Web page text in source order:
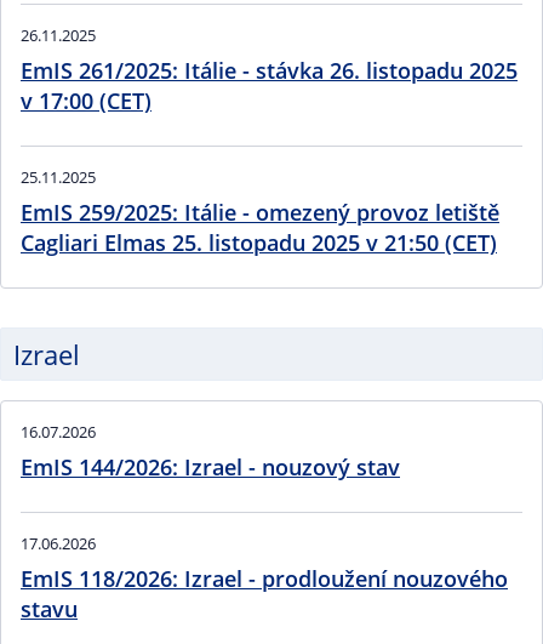
26.11.2025
EmIS 261/2025: Itálie - stávka 26. listopadu 2025
v 17:00 (CET)
25.11.2025
EmIS 259/2025: Itálie - omezený provoz letiště
Cagliari Elmas 25. listopadu 2025 v 21:50 (CET)
Izrael
16.07.2026
EmIS 144/2026: Izrael - nouzový stav
17.06.2026
EmIS 118/2026: Izrael - prodloužení nouzového
stavu